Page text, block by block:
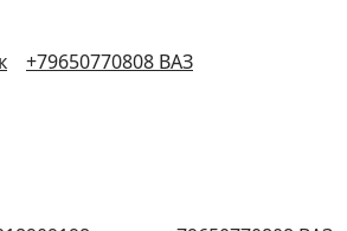
+79650770808 ВАЗ